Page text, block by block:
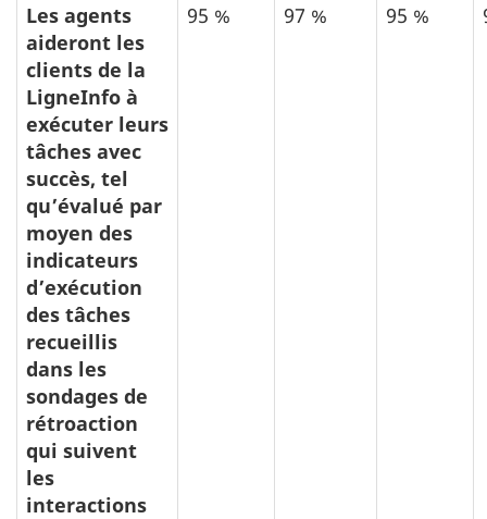
Les agents
aideront les
clients de la
LigneInfo à
exécuter leurs
tâches avec
succès, tel
qu’évalué par
moyen des
indicateurs
d’exécution
des tâches
recueillis
dans les
sondages de
rétroaction
qui suivent
les
interactions
95 % 97 % 95 %